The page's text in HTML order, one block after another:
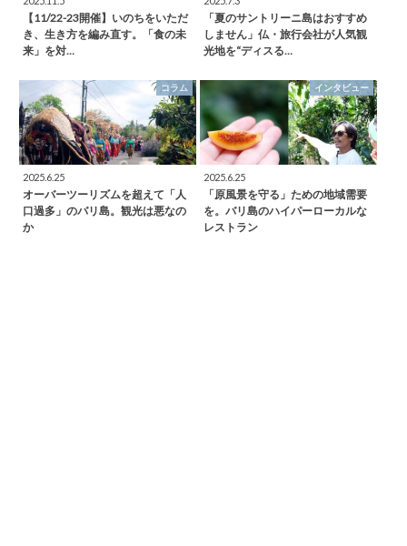
【11/22-23開催】いのちをいただ
き、生き方を編み直す。「食の未
来」を対…
「夏のサントリーニ島はおすすめ
しません」仏・旅行会社が人気観
光地を“ディスる…
コラム
2025.6.25
オーバーツーリズムを超えて「人
口過多」のバリ島。観光は悪なの
か
インタビュー
2025.6.25
「原風景を守る」ための地域需要
を。バリ島のハイパーローカルな
レストラン